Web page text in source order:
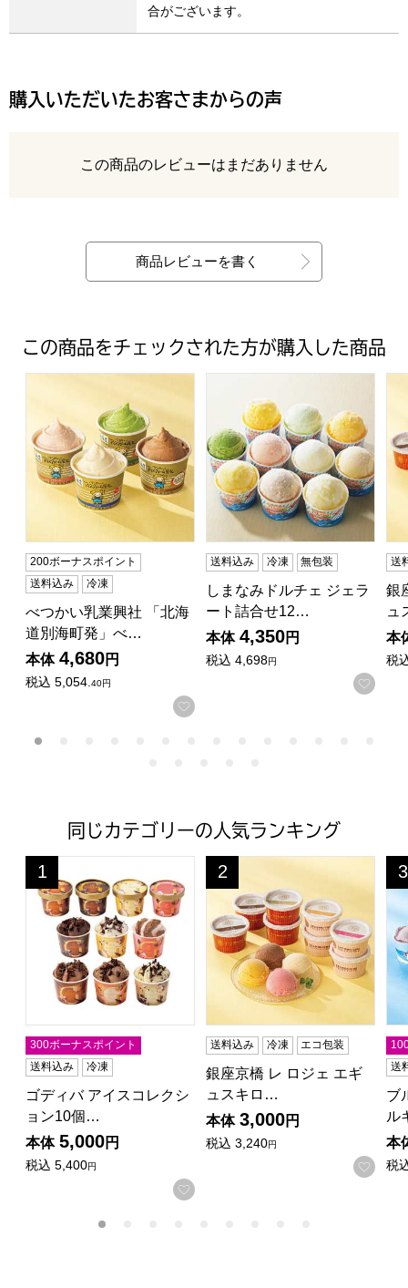
合がございます。
購入いただいたお客さまからの声
レビュー
この商品のレビューはまだありません
商品レビューを書く
この商品をチェックされた方が購入した商品
200ボーナスポイント
送料込み
冷凍
べつかい乳業興社 「北海
道別海町発」べ…
本体 4,680円
税込 5,054.40円
お気に入りに登録する
送料込み 冷凍 無包装
しまなみドルチェ ジェラ
ート詰合せ12…
本体 4,350円
税込 4,698円
お気
送
銀
ュ
本
税
同じカテゴリーの人気ランキング
ゴディバ アイスコレクション10個入【夏の贈りもの・お
1
位
300ボーナスポイント
送料込み
冷凍
ゴディバ アイスコレクシ
ョン10個…
本体 5,000円
税込 5,400円
お気に入りに登録する
銀座京橋 レ ロジェ エギュス
2
位
送料込み 冷凍 エコ包装
銀座京橋 レ ロジェ エギ
ュスキロ…
本体 3,000円
税込 3,240円
お気
3
位
送
ブ
ル
本
税